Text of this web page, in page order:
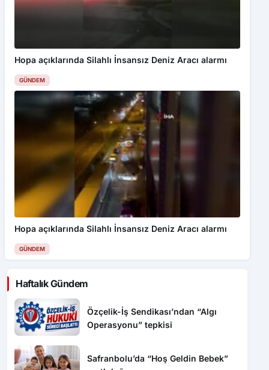
Hopa açıklarında Silahlı İnsansız Deniz Aracı alarmı
GÜNDEM
Hopa açıklarında Silahlı İnsansız Deniz Aracı alarmı
GÜNDEM
Haftalık Gündem
Özçelik-İş Sendikası’ndan “Algı
Operasyonu” tepkisi
Safranbolu’da “Hoş Geldin Bebek”